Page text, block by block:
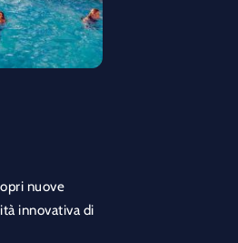
nuove
innovativa di